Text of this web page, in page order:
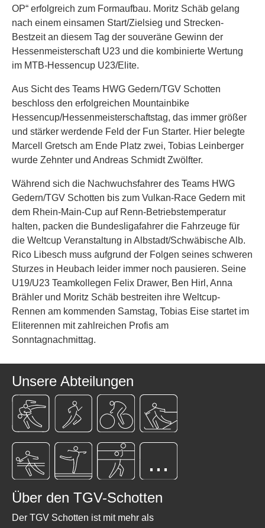
OP“ erfolgreich zum Formaufbau. Moritz Schäb gelang
nach einem einsamen Start/Zielsieg und Strecken-
Bestzeit an diesem Tag der souveräne Gewinn der
Hessenmeisterschaft U23 und die kombinierte Wertung
im MTB-Hessencup U23/Elite.
Aus Sicht des Teams HWG Gedern/TGV Schotten
beschloss den erfolgreichen Mountainbike
Hessencup/Hessenmeisterschaftstag, das immer größer
und stärker werdende Feld der Fun Starter. Hier belegte
Marcell Gretsch am Ende Platz zwei, Tobias Leinberger
wurde Zehnter und Andreas Schmidt Zwölfter.
Während sich die Nachwuchsfahrer des Teams HWG
Gedern/TGV Schotten bis zum Vulkan-Race Gedern mit
dem Rhein-Main-Cup auf Renn-Betriebstemperatur
halten, packen die Bundesligafahrer die Fahrzeuge für
die Weltcup Veranstaltung in Albstadt/Schwäbische Alb.
Rico Libesch muss aufgrund der Folgen seines schweren
Sturzes in Heubach leider immer noch pausieren. Seine
U19/U23 Teamkollegen Felix Drawer, Ben Hirl, Anna
Brähler und Moritz Schäb bestreiten ihre Weltcup-
Rennen am kommenden Samstag, Tobias Eise startet im
Eliterennen mit zahlreichen Profis am
Sonntagnachmittag.
Unsere Abteilungen
...
Über den TGV-Schotten
Der TGV Schotten ist mit mehr als